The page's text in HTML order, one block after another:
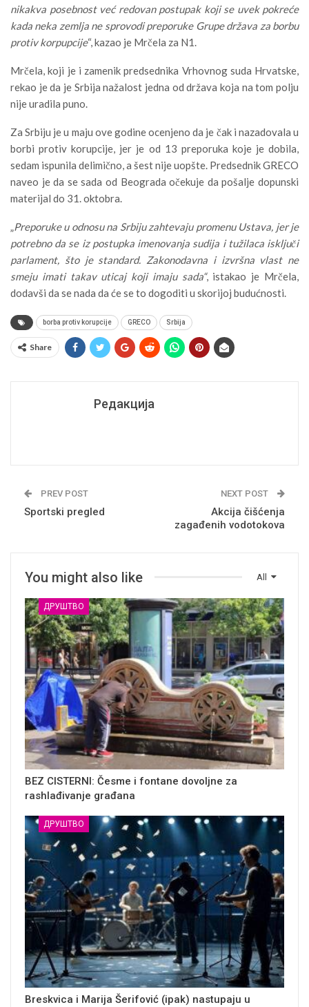
nikakva posebnost već redovan postupak koji se uvek pokreće
kada neka zemlja ne sprovodi preporuke Grupe država za borbu
protiv korpupcije“, kazao je Mrčela za N1.
Mrčela, koji je i zamenik predsednika Vrhovnog suda Hrvatske,
rekao je da je Srbija nažalost jedna od država koja na tom polju
nije uradila puno.
Za Srbiju je u maju ove godine ocenjeno da je čak i nazadovala u
borbi protiv korupcije, jer je od 13 preporuka koje je dobila,
sedam ispunila delimično, a šest nije uopšte. Predsednik GRECO
naveo je da se sada od Beograda očekuje da pošalje dopunski
materijal do 31. oktobra.
„Preporuke u odnosu na Srbiju zahtevaju promenu Ustava, jer je
potrebno da se iz postupka imenovanja sudija i tužilaca isključi
parlament, što je standard. Zakonodavna i izvršna vlast ne
smeju imati takav uticaj koji imaju sada“, istakao je Mrčela,
dodavši da se nada da će se to dogoditi u skorijoj budućnosti.
borba protiv korupcije GRECO Srbija
Share
Редакција
PREV POST
Sportski pregled
NEXT POST
Akcija čišćenja
zagađenih vodotokova
All
You might also like
ДРУШТВО
BEZ CISTERNI: Česme i fontane dovoljne za
rashlađivanje građana
ДРУШТВО
Breskvica i Marija Šerifović (ipak) nastupaju u